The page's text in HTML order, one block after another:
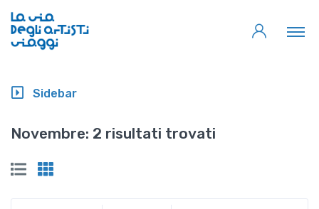
Novembre: 2 risultati trovati
Sidebar